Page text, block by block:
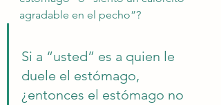
agradable en el pecho”?
Si a “usted” es a quien le
duele el estómago,
¿entonces el estómago no